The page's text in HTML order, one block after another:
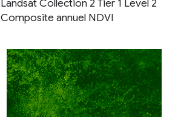
Landsat Collection 2 Tier 1 Level 2
Composite annuel NDVI